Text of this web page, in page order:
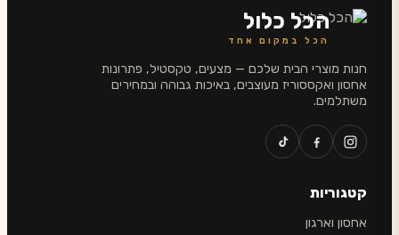
הכל כלול
הכל במקום אחד
חנות מוצרי הבית שלכם — מצעים, טקסטיל, פתרונות
אחסון ואקססוריז מעוצבים, באיכות גבוהה ובמחירים
משתלמים.
קטגוריות
אחסון וארגון